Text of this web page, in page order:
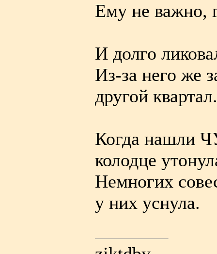
Ему не важно,
И долго
Из-за него же
другой квартал.
Когда нашли
колодце
Немногих
у них уснула.